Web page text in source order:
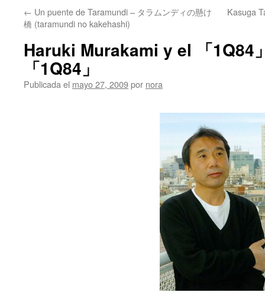
← Un puente de Taramundi – タラムンディの懸け
橋 (taramundi no kakehashi)
Kasuga
Haruki Murakami y el 「1Q84
「1Q84」
Publicada el mayo 27, 2009por nora